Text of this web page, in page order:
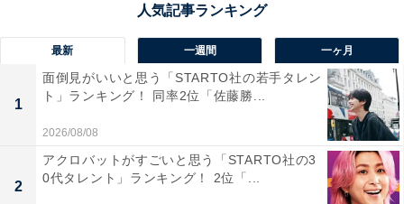
2025年で366回目を迎える筑後川花火大会は、2025年8
月5日に開催予定です。福岡県久留米市の筑後川を舞台
に、2つの打ち上げ会場からおよそ1万5000発の花火が打
ち上げられ、そのスケールは西日本屈指。河川敷を埋め
尽くす観客の熱気と共に、視界いっぱいに広がる光のア
ーチが夜空を染め上げます。古くから地域に根付いたこ
の祭典は、夏の風物詩として地元民からも愛され、毎年
最新 一週間 一ヶ月
1
面倒見がいいと思う「STARTO社の若手タレン
ト」ランキング！ 同率2位「佐藤勝...
2026/08/08
2
アクロバットがすごいと思う「STARTO社の3
0代タレント」ランキング！ 2位「...